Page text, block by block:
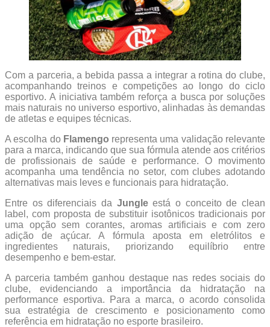
Com a parceria, a bebida passa a integrar a rotina do clube,
acompanhando treinos e competições ao longo do ciclo
esportivo. A iniciativa também reforça a busca por soluções
mais naturais no universo esportivo, alinhadas às demandas
de atletas e equipes técnicas.
A escolha do Flamengo representa uma validação relevante
para a marca, indicando que sua fórmula atende aos critérios
de profissionais de saúde e performance. O movimento
acompanha uma tendência no setor, com clubes adotando
alternativas mais leves e funcionais para hidratação.
Entre os diferenciais da Jungleestá o conceito de clean
label, com proposta de substituir isotônicos tradicionais por
uma opção sem corantes, aromas artificiais e com zero
adição de açúcar. A fórmula aposta em eletrólitos e
ingredientes naturais, priorizando equilíbrio entre
desempenho e bem-estar.
A parceria também ganhou destaque nas redes sociais do
clube, evidenciando a importância da hidratação na
performance esportiva. Para a marca, o acordo consolida
sua estratégia de crescimento e posicionamento como
referência em hidratação no esporte brasileiro.